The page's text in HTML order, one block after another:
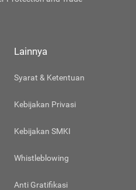
Lainnya
Syarat & Ketentuan
Kebijakan Privasi
Kebijakan SMKI
Whistleblowing
Anti Gratifikasi